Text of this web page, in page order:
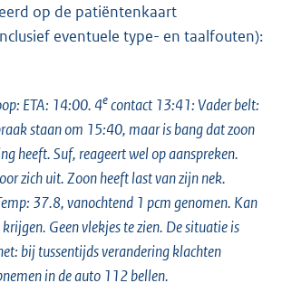
op de patiëntenkaart
eventuele type- en taalfouten):
ETA: 14:00. 4econtact 13:41: Vader belt:
staan om 15:40, maar is bang dat zoon
heeft. Suf, reageert wel op aanspreken.
zich uit. Zoon heeft last van zijn nek.
37.8, vanochtend 1 pcm genomen. Kan
Geen vlekjes te zien. De situatie is
bij tussentijds verandering klachten
in de auto 112 bellen.